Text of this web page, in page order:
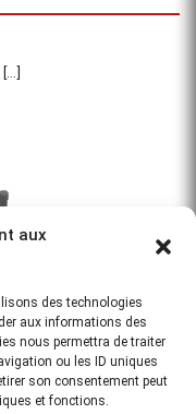
aux
des technologies
aux informations des
nous permettra de traiter
ou les ID uniques
son consentement peut
et fonctions.